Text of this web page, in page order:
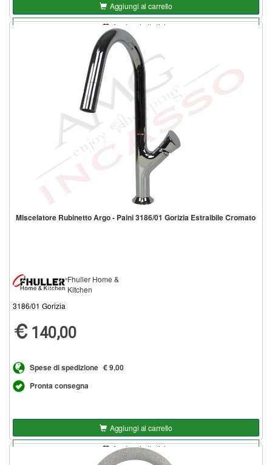
Aggiungi al carrello
Aggiungi alla lista
Miscelatore Rubinetto Argo - Paini 3186/01 Gorizia Estraibile Cromato
Fhuller Home &
Kitchen
3186/01 Gorizia
140,00
Spese di spedizione € 9,00
Pronta consegna
Aggiungi al carrello
Aggiungi alla lista